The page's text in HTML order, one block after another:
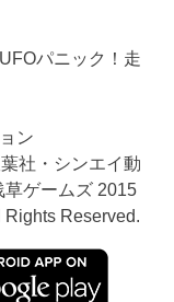
パニック！走
ン
社・シンエイ動
草ゲームズ 2015
Reserved.